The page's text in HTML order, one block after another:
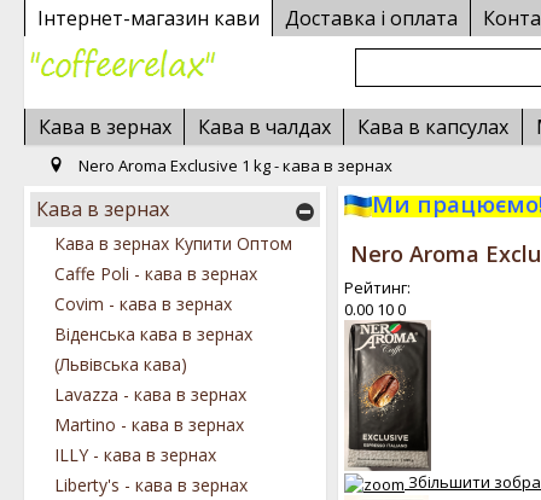
Інтернет-магазин кави Доставка і оплата
Кава в зернах Кава в чалдах Кава в капсулах
Nero Aroma Exclusive 1 kg - кава в зернах
Ми працюємо!
Nero Aroma
Рейтинг:
0.00 100
Збільшити
Кава в зернах
Кава в зернах Купити Оптом
Caffe Poli - кава в зернах
Covim - кава в зернах
Віденська кава в зернах
(Львівська кава)
Lavazza - кава в зернах
Martino - кава в зернах
ILLY - кава в зернах
Liberty's - кава в зернах